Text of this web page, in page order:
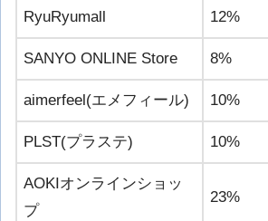
RyuRyumall 12%
SANYO ONLINE Store 8%
aimerfeel(エメフィール) 10%
PLST(プラステ) 10%
AOKIオンラインショッ
プ
23%